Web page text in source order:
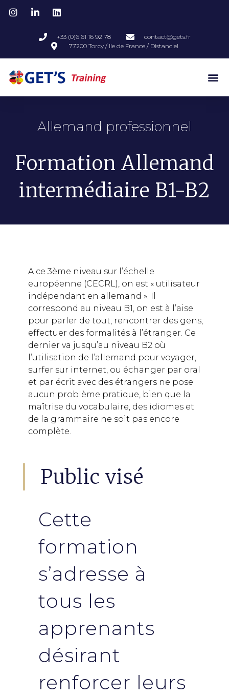
+33 (0)6 61 16 92 78
contact@gets.fr
77200 Torcy / Ile de France / Distanciel
Allemand professionnel
Formation Allemand
intermédiaire B1-B2
A ce 3ème niveau sur l’échelle
européenne (CECRL), on est « utilisateur
indépendant en allemand ». Il
correspond au niveau B1, on est à l’aise
pour parler de tout, rencontrer des gens,
effectuer des formalités à l’étranger. Ce
dernier va jusqu’au niveau B2 où
l’utilisation de l’allemand pour voyager,
surfer sur internet, ou échanger par oral
et par écrit avec des étrangers ne pose
aucun problème pratique, bien que la
maîtrise du vocabulaire, des idiomes et
de la grammaire ne soit pas encore
complète.
Public visé
Cette
formation
s’adresse à
tous les
apprenants
désirant
renforcer leurs